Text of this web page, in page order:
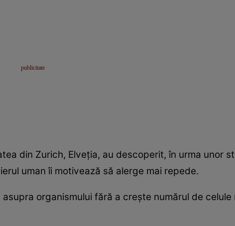
din Zurich, Elveţia, au descoperit, în urma unor
uman îi motivează să alerge mai repede.
organismului fără a creşte numărul de celule